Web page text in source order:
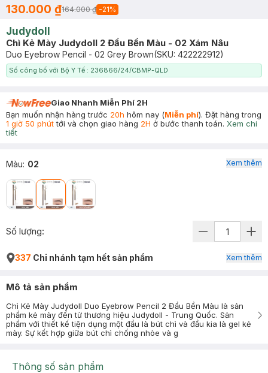
130.000 ₫164.000 ₫ -21%
Judydoll
Chì Kẻ Mày Judydoll 2 Đầu Bền Màu - 02 Xám Nâu
Duo Eyebrow Pencil - 02 Grey Brown(SKU: 422222912)
Số công bố với Bộ Y Tế : 236866/24/CBMP-QLD
Giao Nhanh Miễn Phí 2H
Bạn muốn nhận hàng trước 20h hôm nay (Miễn phí). Đặt hàng trong
1 giờ 50 phúttới và chọn giao hàng 2H ở bước thanh toán. Xem chi
tiết
Màu: 02 Xem thêm
Số lượng:
337 Chi nhánh tạm hết sản phẩm Xem thêm
Mô tả sản phẩm
Chì Kẻ Mày Judydoll Duo Eyebrow Pencil 2 Đầu Bền Màu là sản
phẩm kẻ mày đến từ thương hiệu Judydoll - Trung Quốc. Sản
phẩm với thiết kế tiện dụng một đầu là bút chì và đầu kia là gel kẻ
mày. Sự kết hợp giữa bút chì chống nhòe và g
Thông số sản phẩm